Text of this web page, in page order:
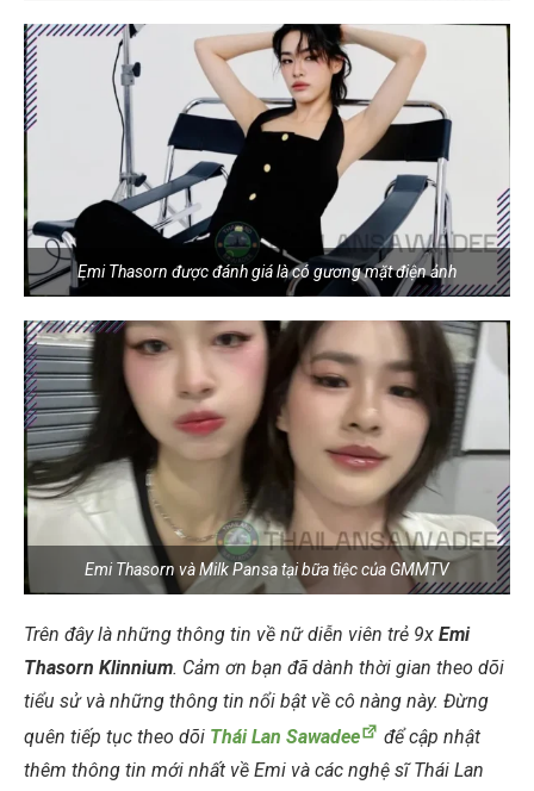
Emi Thasorn được đánh giá là có gương mặt điện ảnh
Emi Thasorn và Milk Pansa tại bữa tiệc của GMMTV
Trên đây là những thông tin về nữ diễn viên trẻ 9x Emi
Thasorn Klinnium. Cảm ơn bạn đã dành thời gian theo dõi
tiểu sử và những thông tin nổi bật về cô nàng này. Đừng
quên tiếp tục theo dõi Thái Lan Sawadee
để cập nhật
thêm thông tin mới nhất về Emi và các nghệ sĩ Thái Lan